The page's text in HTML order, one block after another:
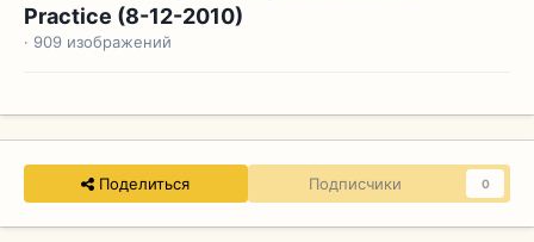
Practice (8-12-2010)
· 909 изображений
Поделиться Подписчики 0